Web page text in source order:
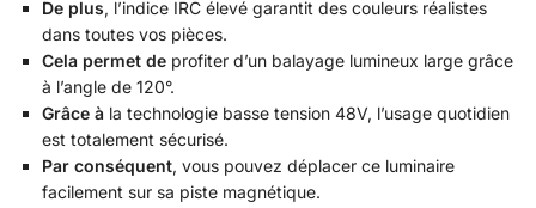
De plus, l’indice IRC élevé garantit des couleurs réalistes
dans toutes vos pièces.
Cela permet de profiter d’un balayage lumineux large grâce
à l’angle de 120°.
Grâce à la technologie basse tension 48V, l’usage quotidien
est totalement sécurisé.
Par conséquent, vous pouvez déplacer ce luminaire
facilement sur sa piste magnétique.